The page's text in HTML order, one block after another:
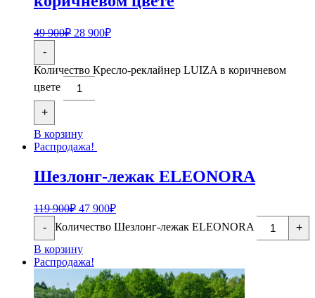
49 900₽ 28 900₽
-
Количество Кресло-реклайнер LUIZA в коричневом
цвете
+
В корзину
Распродажа!
Шезлонг-лежак ELEONORA
119 900₽ 47 900₽
-
Количество Шезлонг-лежак ELEONORA
+
В корзину
Распродажа!